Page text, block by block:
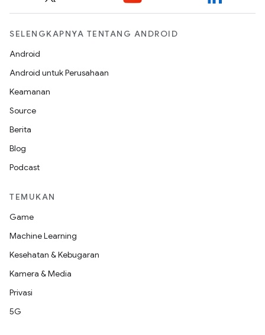
SELENGKAPNYA TENTANG ANDROID
Android
Android untuk Perusahaan
Keamanan
Source
Berita
Blog
Podcast
TEMUKAN
Game
Machine Learning
Kesehatan & Kebugaran
Kamera & Media
Privasi
5G